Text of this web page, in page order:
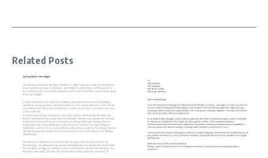
Related Posts